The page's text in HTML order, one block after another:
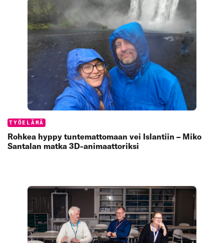
Categories:
TYÖELÄMÄ
Rohkea hyppy tuntemattomaan vei Islantiin – Miko
Santalan matka 3D-animaattoriksi